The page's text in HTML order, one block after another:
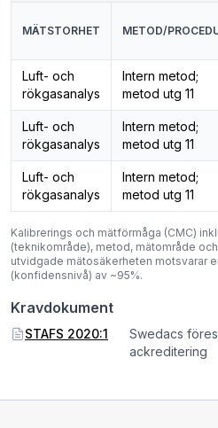
MÄTSTORHET METOD/
Luft- och
rökgasanalys
Intern metod;
metod utg 11
Luft- och
rökgasanalys
Intern metod;
metod utg 11
Luft- och
rökgasanalys
Intern metod;
metod utg 11
Kalibrerings och mätförmåga (CMC)
(teknikområde), metod, mätområde
utvidgade mätosäkerheten motsvarar
(konfidensnivå) av ~95%.
Kravdokument
STAFS 2020:1
Swedacs
ackreditering